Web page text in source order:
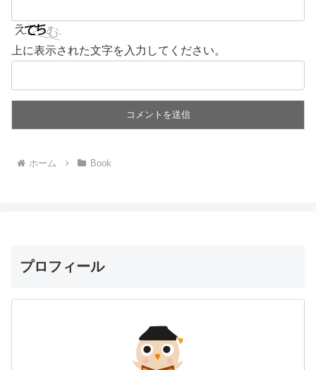
上に表示された文字を入力してください。
ホーム Book
プロフィール